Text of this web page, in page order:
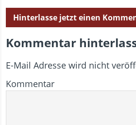
Hinterlasse jetzt einen
Kommentar
E-Mail Adresse wird nicht
Kommentar